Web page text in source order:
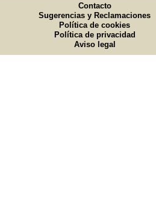
Contacto
Sugerencias y Reclamaciones
Política de cookies
Política de privacidad
Aviso legal